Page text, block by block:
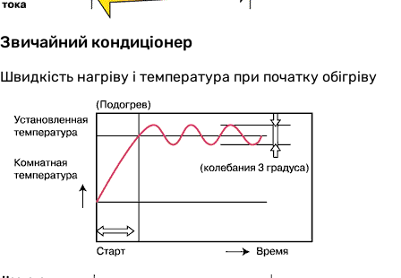
Звичайний кондиціонер
Швидкість нагріву і температура при початку обігріву